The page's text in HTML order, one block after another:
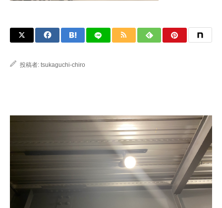
投稿者: tsukaguchi-chiro